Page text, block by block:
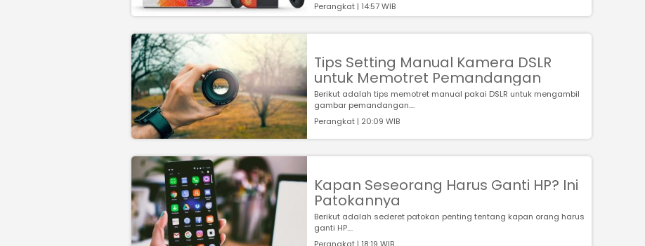
Perangkat | 14:57 WIB
Tips Setting Manual Kamera DSLR
untuk Memotret Pemandangan
Berikut adalah tips memotret manual pakai DSLR untuk mengambil
gambar pemandangan....
Perangkat | 20:09 WIB
Kapan Seseorang Harus Ganti HP? Ini
Patokannya
Berikut adalah sederet patokan penting tentang kapan orang harus
ganti HP....